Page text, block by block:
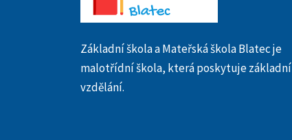
Základní škola a Mateřská škola Blatec je
malotřídní škola, která poskytuje základní
vzdělání.